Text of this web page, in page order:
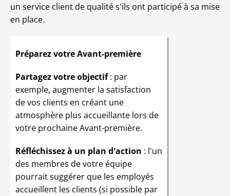
un service client de qualité s'ils ont participé à sa mise
en place.
Préparez votre Avant-première
Partagez votre objectif: par
exemple, augmenter la satisfaction
de vos clients en créant une
atmosphère plus accueillante lors de
votre prochaine Avant-première.
Réfléchissez à un plan d'action : l'un
des membres de votre équipe
pourrait suggérer que les employés
accueillent les clients (si possible par